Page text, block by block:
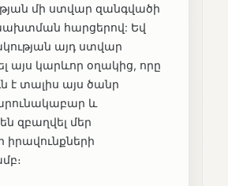
մի ստվար զանգվածի
հարցերով: Եվ
այդ ստվար
այս կարևոր օղակից, որը
է տալիս այս ծանր
և
զբաղվել մեր
իրավունքների